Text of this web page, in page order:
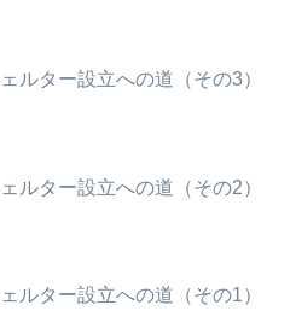
ルター設立への道（その3）
ルター設立への道（その2）
ルター設立への道（その1）